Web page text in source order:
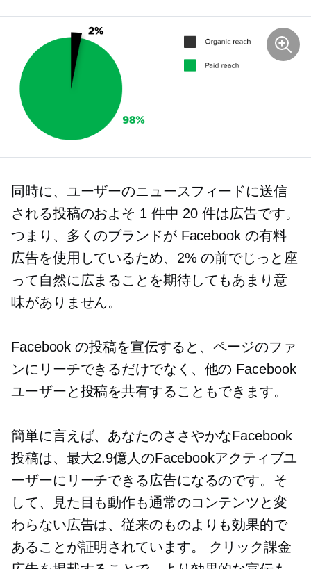
同時に、ユーザーのニュースフィードに送信
される投稿のおよそ 1 件中 20 件は広告です。
つまり、多くのブランドが Facebook の有料
広告を使用しているため、2% の前でじっと座
って自然に広まることを期待してもあまり意
味がありません。
Facebook の投稿を宣伝すると、ページのファ
ンにリーチできるだけでなく、他の Facebook
ユーザーと投稿を共有することもできます。
簡単に言えば、あなたのささやかなFacebook
投稿は、最大2.9億人のFacebookアクティブユ
ーザーにリーチできる広告になるのです。そ
して、見た目も動作も通常のコンテンツと変
わらない広告は、従来のものよりも効果的で
あることが証明されています。
クリック課金